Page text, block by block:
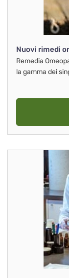
Nuovi rimedi
Remedia
la gamma dei